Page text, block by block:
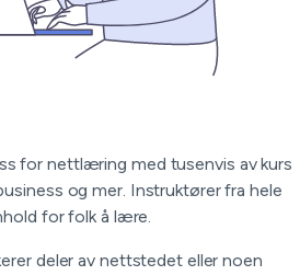
for nettlæring med tusenvis av kurs
og mer. Instruktører fra hele
for folk å lære.
deler av nettstedet eller noen